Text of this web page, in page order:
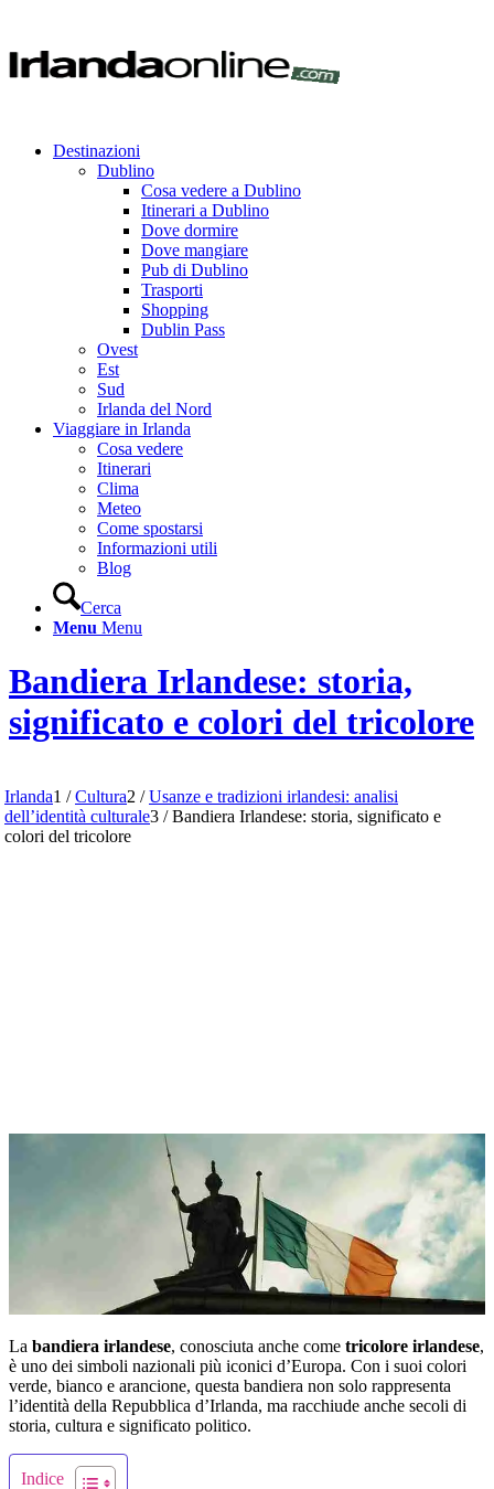
Destinazioni
Dublino
Cosa vedere a Dublino
Itinerari a Dublino
Dove dormire
Dove mangiare
Pub di Dublino
Trasporti
Shopping
Dublin Pass
Ovest
Est
Sud
Irlanda del Nord
Viaggiare in Irlanda
Cosa vedere
Itinerari
Clima
Meteo
Come spostarsi
Informazioni utili
Blog
Cerca
Menu Menu
Bandiera Irlandese: storia,
significato e colori del tricolore
Irlanda1 / Cultura2 / Usanze e tradizioni irlandesi: analisi
dell’identità culturale3 / Bandiera Irlandese: storia, significato e
colori del tricolore
La bandiera irlandese, conosciuta anche come tricolore irlandese,
è uno dei simboli nazionali più iconici d’Europa. Con i suoi colori
verde, bianco e arancione, questa bandiera non solo rappresenta
l’identità della Repubblica d’Irlanda, ma racchiude anche secoli di
storia, cultura e significato politico.
Indice